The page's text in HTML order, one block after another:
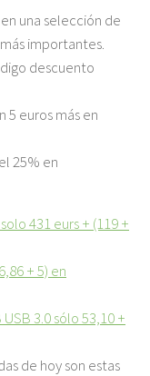
una selección de
importantes.
descuento
5 euros más en
25% en
431 eurs + (119 +
+ 5) en
3.0 sólo 53,10 +
de hoy son estas